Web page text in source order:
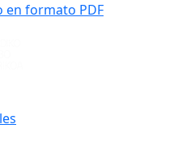
en formato PDF